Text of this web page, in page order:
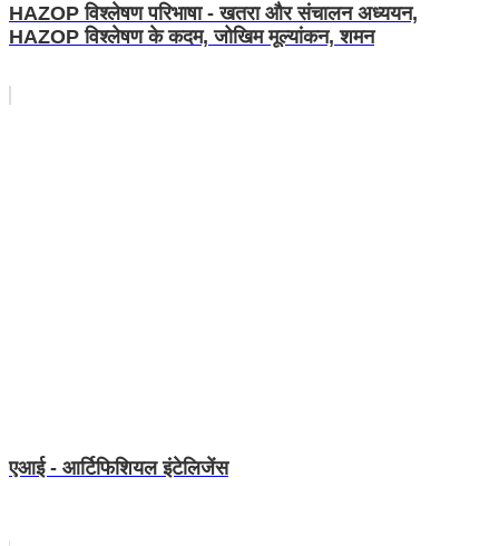
HAZOP विश्लेषण परिभाषा - खतरा और संचालन अध्ययन,
HAZOP विश्लेषण के कदम, जोखिम मूल्यांकन, शमन
एआई - आर्टिफिशियल इंटेलिजेंस